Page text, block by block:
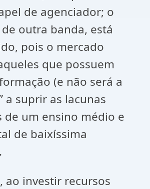
de agenciador; o
outra banda, está
pois o mercado
que possuem
(e não será a
a suprir as lacunas
de um ensino médio e
de baixíssima
ao investir recursos